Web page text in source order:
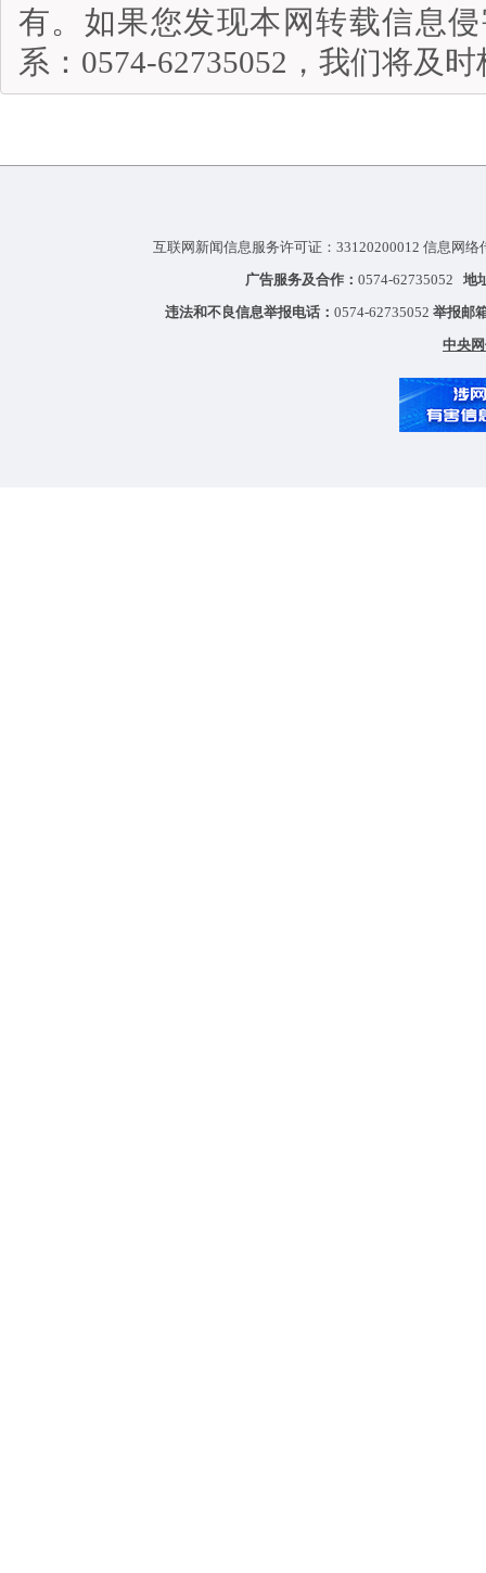
有。如果您发现本网转载信息
系：0574-62735052，我们将及
互联网新闻信息服务许可证：33120200012 信息网
广告服务及合作： 0574-62735052 地
违法和不良信息举报电话： 0574-62735052 举报邮
中央